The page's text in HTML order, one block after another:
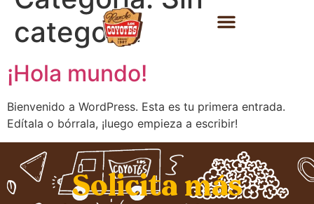
categoría
¡Hola mundo!
Bienvenido a WordPress. Esta es tu primera entrada.
Edítala o bórrala, ¡luego empieza a escribir!
Solicita más